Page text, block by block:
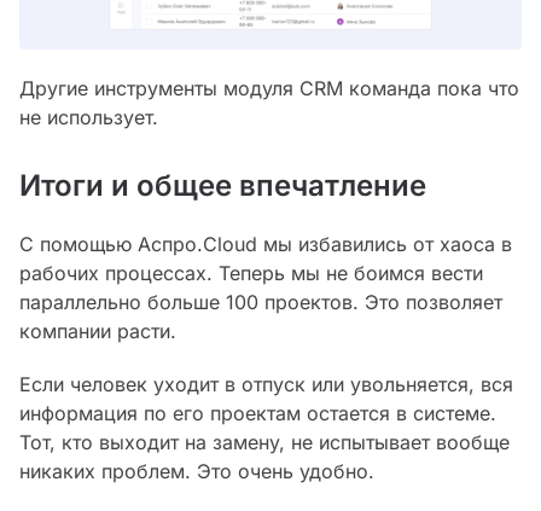
Другие инструменты модуля CRM команда пока что
не использует.
Итоги и общее впечатление
С помощью Аспро.Cloud мы избавились от хаоса в
рабочих процессах. Теперь мы не боимся вести
параллельно больше 100 проектов. Это позволяет
компании расти.
Если человек уходит в отпуск или увольняется, вся
информация по его проектам остается в системе.
Тот, кто выходит на замену, не испытывает вообще
никаких проблем. Это очень удобно.